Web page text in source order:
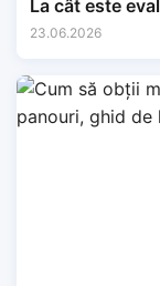
La cât este
23.06.2026